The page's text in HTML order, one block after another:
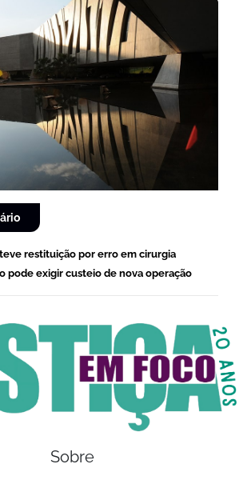
restituição por erro em cirurgia
pode exigir custeio de nova operação
Sobre